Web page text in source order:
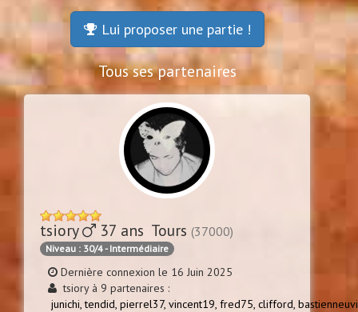
Lui proposer une partie !
Tous ses partenaires
tsiory 37 ans Tours (37000)
Niveau : 30/4 - Intermédiaire
Dernière connexion le 16 Juin 2025
tsiory à 9 partenaires :
junichi,tendid, pierrel37, vincent19, fred75, clifford,